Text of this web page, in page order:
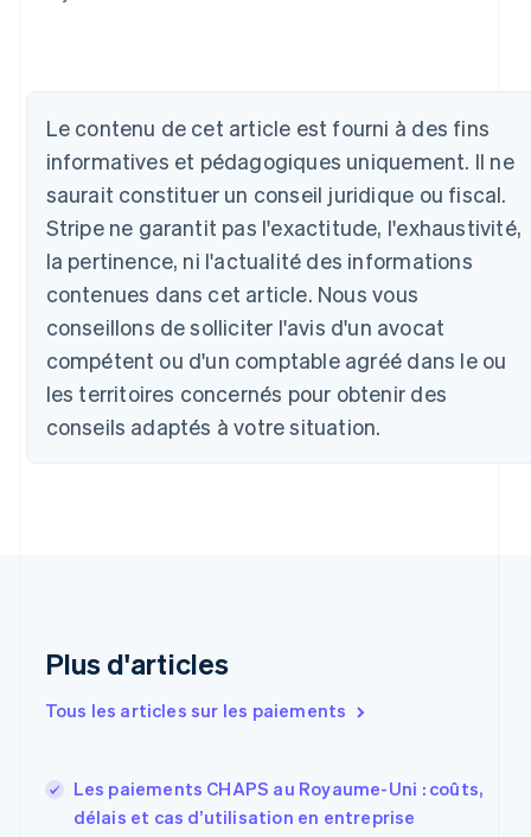
Le contenu de cet article est fourni à des fins
informatives et pédagogiques uniquement. Il ne
saurait constituer un conseil juridique ou fiscal.
Stripe ne garantit pas l'exactitude, l'exhaustivité,
la pertinence, ni l'actualité des informations
contenues dans cet article. Nous vous
conseillons de solliciter l'avis d'un avocat
compétent ou d'un comptable agréé dans le ou
les territoires concernés pour obtenir des
conseils adaptés à votre situation.
Plus d'articles
Tous les articles sur les paiements
Les paiements CHAPS au Royaume-Uni : coûts,
délais et cas d’utilisation en entreprise
Allemagne
Deutsch English
Australie
English
Autriche
Belgique
NederlandsFrançaisDeutschEnglish
Brésil
Português English
Bulgarie
English
Canada
English Français
Chine continentale
Espagne
Estonie
EnglishEspañol简体中文
Finlande